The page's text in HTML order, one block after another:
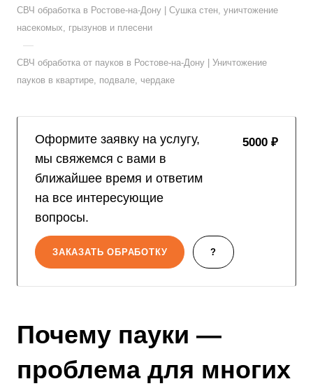
СВЧ обработка в Ростове-на-Дону | Сушка стен, уничтожение
насекомых, грызунов и плесени
—
СВЧ обработка от пауков в Ростове-на-Дону | Уничтожение
пауков в квартире, подвале, чердаке
Оформите заявку на услугу,
мы свяжемся с вами в
ближайшее время и ответим
на все интересующие
вопросы.
5000 ₽
ЗАКАЗАТЬ ОБРАБОТКУ ?
Почему пауки —
проблема для многих